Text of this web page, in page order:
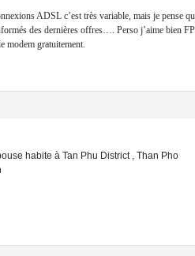
ADSL c’est très variable, mais je pense
des dernières offres…. Perso j’aime bien
modem gratuitement.
habite à Tan Phu District , Than Pho